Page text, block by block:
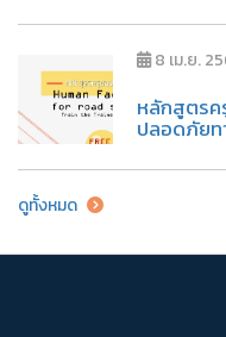
8 เม.ย.
หลักสูตรค
ปลอดภัย
ดูทั้งหมด